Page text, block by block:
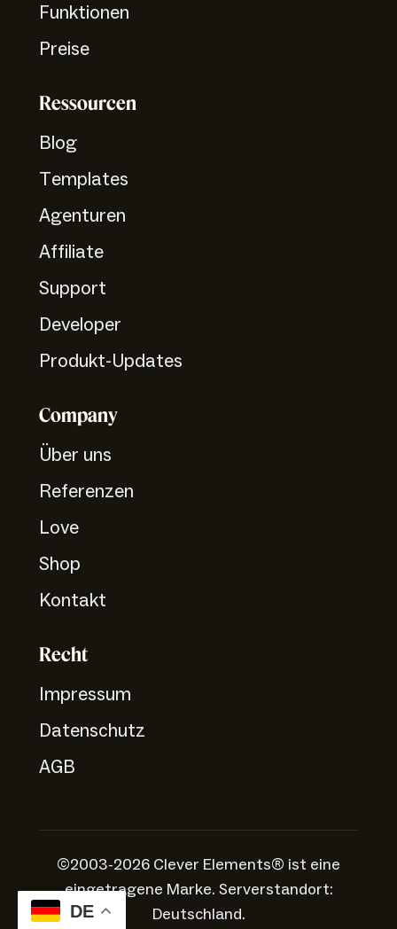
Funktionen
Preise
Ressourcen
Blog
Templates
Agenturen
Affiliate
Support
Developer
Produkt-Updates
Company
Über uns
Referenzen
Love
Shop
Kontakt
Recht
Impressum
Datenschutz
AGB
©2003-2026 Clever Elements® ist eine
eingetragene Marke. Serverstandort:
Deutschland.
DE